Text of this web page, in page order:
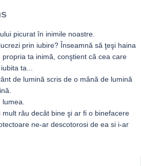
picurat în inimile noastre.
prin iubire? Înseamnă să ţeşi haina
ta inimă, conştient că cea care
ta...
de lumină scris de o mână de lumină
mult rău decât bine şi ar fi o binefacere
ne-ar descotorosi de ea si i-ar